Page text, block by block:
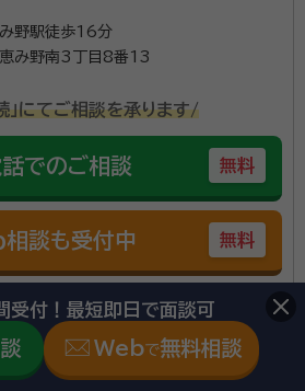
み野駅徒歩16分
み野南3丁目8番13
」にてご相談を承ります/
でのご相談 無料
談も受付中 無料
分割 / 相続財産調査 / 相続手続き /
相続人調査
談可
受付！最短即日で面談可
Webで無料相談